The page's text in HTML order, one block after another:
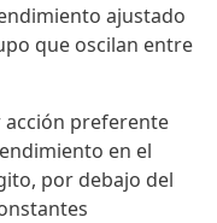
ajustado
que oscilan entre
acción preferente
en el
por debajo del